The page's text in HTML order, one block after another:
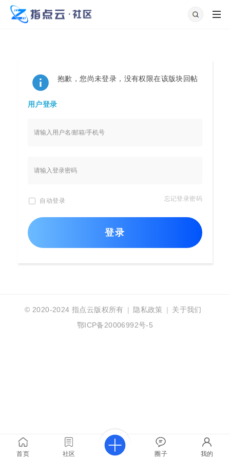
抱歉，您尚未登录，没有权限在该版块回帖
用户登录
自动登录 忘记登录密码
登录
首页 社区 圈子 我的
© 2020-2024 指点云版权所有 | 隐私政策 | 关于我们
鄂ICP备20006992号-5